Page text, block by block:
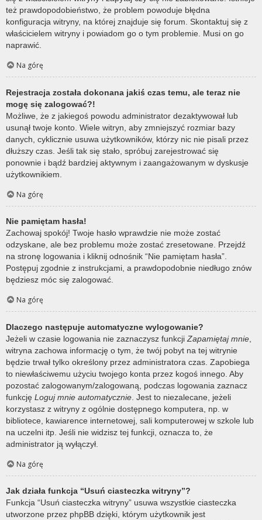
też prawdopodobieństwo, że problem powoduje błędna
konfiguracja witryny, na której znajduje się forum. Skontaktuj się z
właścicielem witryny i powiadom go o tym problemie. Musi on go
naprawić.
Na górę
Rejestracja została dokonana jakiś czas temu, ale teraz nie
mogę się zalogować?!
Możliwe, że z jakiegoś powodu administrator dezaktywował lub
usunął twoje konto. Wiele witryn, aby zmniejszyć rozmiar bazy
danych, cyklicznie usuwa użytkowników, którzy nic nie pisali przez
dłuższy czas. Jeśli tak się stało, spróbuj zarejestrować się
ponownie i bądź bardziej aktywnym i zaangażowanym w dyskusje
użytkownikiem.
Na górę
Nie pamiętam hasła!
Zachowaj spokój! Twoje hasło wprawdzie nie może zostać
odzyskane, ale bez problemu może zostać zresetowane. Przejdź
na stronę logowania i kliknij odnośnik “Nie pamiętam hasła”.
Postępuj zgodnie z instrukcjami, a prawdopodobnie niedługo znów
będziesz móc się zalogować.
Na górę
Dlaczego następuje automatyczne wylogowanie?
Jeżeli w czasie logowania nie zaznaczysz funkcji Zapamiętaj mnie
witryna zachowa informację o tym, że twój pobyt na tej witrynie
będzie trwał tylko określony przez administratora czas. Zapobiega
to niewłaściwemu użyciu twojego konta przez kogoś innego. Aby
pozostać zalogowanym/zalogowaną, podczas logowania zaznacz
funkcję Loguj mnie automatycznie . Jest to niezalecane, jeżeli
korzystasz z witryny z ogólnie dostępnego komputera, np. w
bibliotece, kawiarence internetowej, sali komputerowej w szkole lub
na uczelni itp. Jeśli nie widzisz tej funkcji, oznacza to, że
administrator ją wyłączył.
Na górę
Jak działa funkcja “Usuń ciasteczka witryny”?
Funkcja “Usuń ciasteczka witryny” usuwa wszystkie ciasteczka
utworzone przez phpBB dzięki, którym użytkownik jest